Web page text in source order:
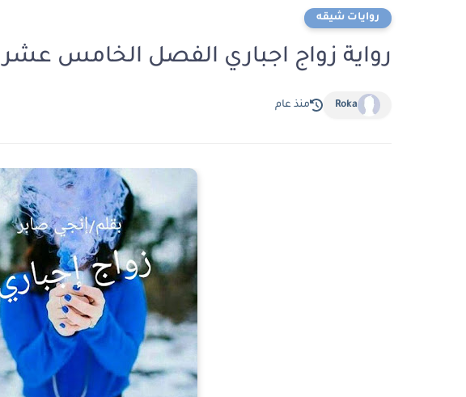
روايات شيقه
رواية زواج اجباري الفصل الخامس عشر 15 والاخير بقلم انجي صابر
Roka منذ عام